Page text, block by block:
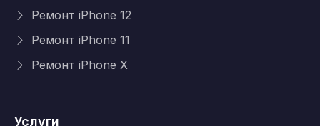
Ремонт iPhone 12
Ремонт iPhone 11
Ремонт iPhone X
Услуги